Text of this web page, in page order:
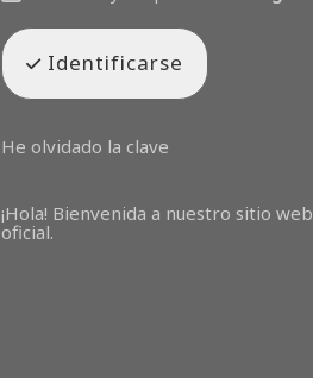
Identificarse
He olvidado la clave
¡Hola! Bienvenida a nuestro sitio web
oficial.